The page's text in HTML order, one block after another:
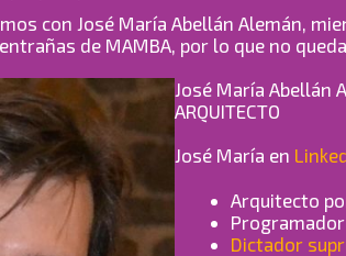
con José María Abellán Alemán,
de MAMBA, por lo que no
José María Abellán
ARQUITECTO
José María en
Arquitecto
Programador
Dictador